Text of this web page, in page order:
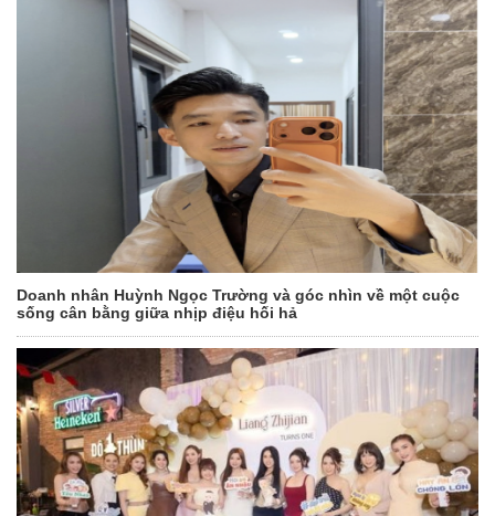
Doanh nhân Huỳnh Ngọc Trường và góc nhìn về một cuộc
sống cân bằng giữa nhịp điệu hối hả